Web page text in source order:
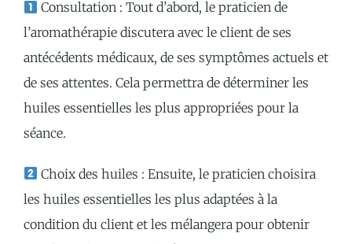
Consultation : Tout d’abord, le praticien de
l’aromathérapie discutera avec le client de ses
antécédents médicaux, de ses symptômes actuels et
de ses attentes. Cela permettra de déterminer les
huiles essentielles les plus appropriées pour la
séance.
Choix des huiles : Ensuite, le praticien choisira
les huiles essentielles les plus adaptées à la
condition du client et les mélangera pour obtenir